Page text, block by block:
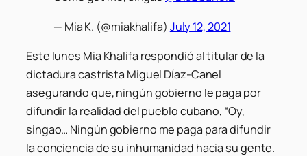
— Mia K. (@miakhalifa) July 12, 2021
Este lunes Mia Khalifa respondió al titular de la
dictadura castrista Miguel Díaz-Canel
asegurando que, ningún gobierno le paga por
difundir la realidad del pueblo cubano, “Oy,
singao… Ningún gobierno me paga para difundir
la conciencia de su inhumanidad hacia su gente.